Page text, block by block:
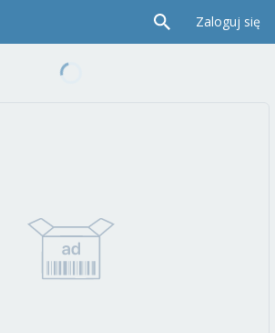
Zaloguj się